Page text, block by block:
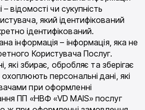
відомості чи сукупність
який ідентифікований
ідентифікований.
інформація – інформація, яка не
Користувача Послуг.
які збирає, обробляє та зберігає
персональні дані, які
при оформленні
ПП «НВФ «VD MAIS» послуг